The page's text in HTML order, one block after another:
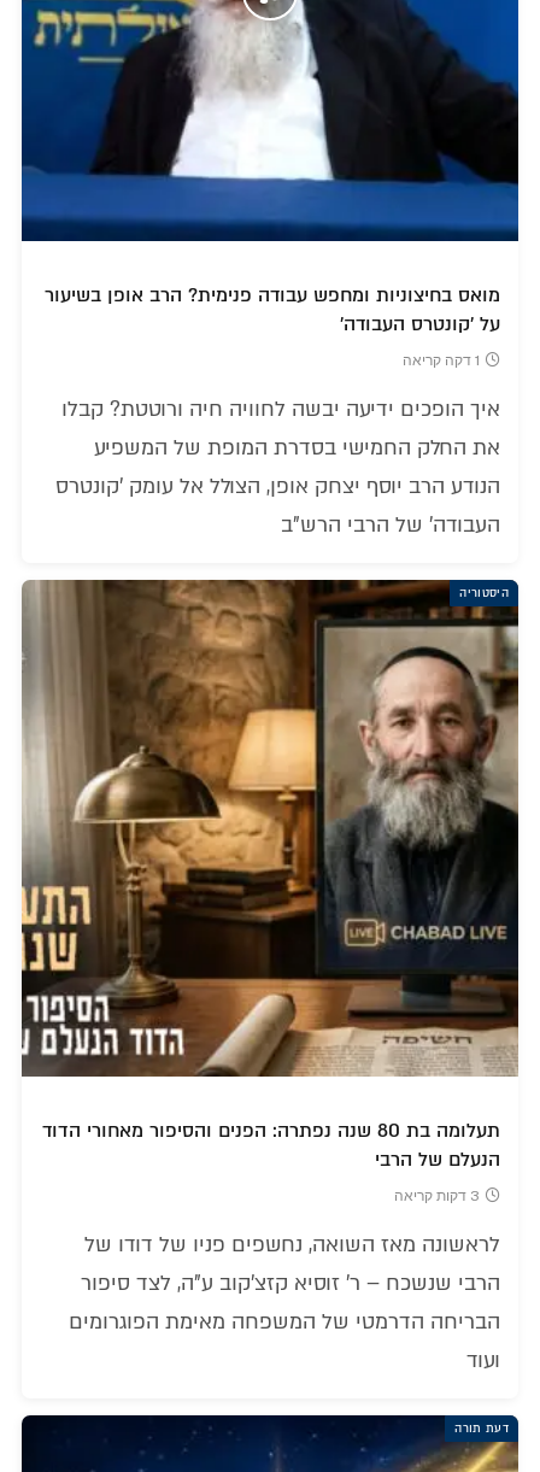
מואס בחיצוניות ומחפש עבודה פנימית? הרב אופן בשיעור
על 'קונטרס העבודה'
1 דקה קריאה
איך הופכים ידיעה יבשה לחוויה חיה ורוטטת? קבלו
את החלק החמישי בסדרת המופת של המשפיע
הנודע הרב יוסף יצחק אופן, הצולל אל עומק 'קונטרס
העבודה' של הרבי הרש"ב
היסטוריה
תעלומה בת 80 שנה נפתרה: הפנים והסיפור מאחורי הדוד
הנעלם של הרבי
3 דקות קריאה
לראשונה מאז השואה, נחשפים פניו של דודו של
הרבי שנשכח – ר' זוסיא קזצ'קוב ע"ה, לצד סיפור
הבריחה הדרמטי של המשפחה מאימת הפוגרומים
ועוד
דעת תורה